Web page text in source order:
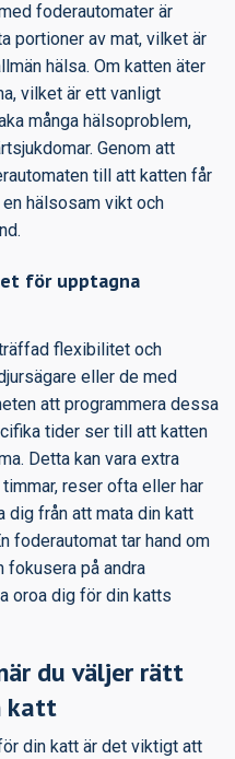
foderautomater är
portioner av mat, vilket är
hälsa. Om katten äter
vilket är ett vanligt
många hälsoproblem,
Genom att
till att katten får
hälsosam vikt och
för upptagna
flexibilitet och
eller de med
att programmera dessa
tider ser till att katten
Detta kan vara extra
reser ofta eller har
dig från att mata din katt
foderautomat tar hand om
fokusera på andra
oroa dig för din katts
du väljer rätt
katt
din katt är det viktigt att